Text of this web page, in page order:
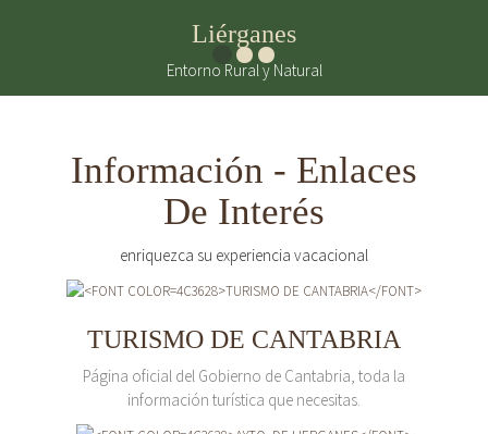
Liérganes
Entorno Rural y Natural
Información - Enlaces
De Interés
enriquezca su experiencia vacacional
TURISMO DE CANTABRIA
Página oficial del Gobierno de Cantabria, toda la
información turística que necesitas.